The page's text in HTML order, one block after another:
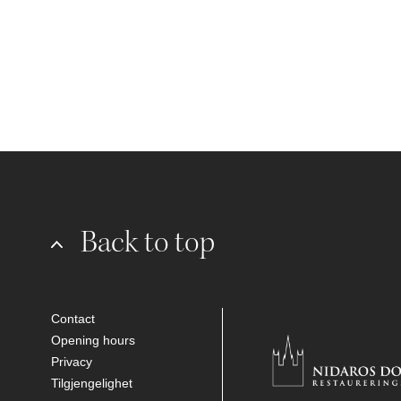
Back to top
Contact
Opening hours
Privacy
Tilgjengelighet